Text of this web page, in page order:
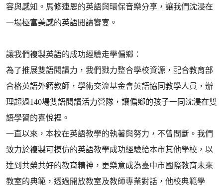
容與感知。馬修連恩的英語與環保音樂分享，讓我們沈浸在
一場極富美感的英語閱讀饗宴。
讓我們複製英語的成功經驗走學偏鄉：
為了推展雙語閱讀力，我們戮力整合學校資源，配合教育部
合格英語外籍教師，學術交流基金會英語協同教學人員，辦
理超過140場雙語閱讀活力營隊，讓偏鄉的孩子一同沈浸在雙
語學習的喜悅裡。
一直以來，本校在英語教學的執著與努力，不曾間斷。我們
致力於複製可模仿的英語教學成功經驗給本市其他學校，以
達到共榮共好的教育精神，更樂意成為臺中市國際教育未來
教室的典範，透過開放教室及教師專業對話，他校典範學